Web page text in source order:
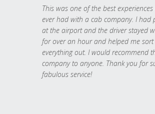
This was one of the best experiences
ever had with a cab company. I had
at the airport and the driver stayed
for over an hour and helped me sort
everything out. I would recommend
company to anyone. Thank you for
fabulous service!